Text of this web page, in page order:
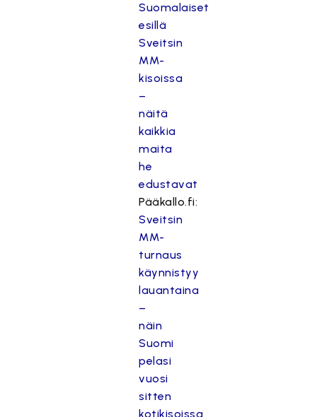
Suomalaiset
esillä
Sveitsin
MM-
kisoissa
–
näitä
kaikkia
maita
he
edustavat
Pääkallo.fi:
Sveitsin
MM-
turnaus
käynnistyy
lauantaina
–
näin
Suomi
pelasi
vuosi
sitten
kotikisoissa